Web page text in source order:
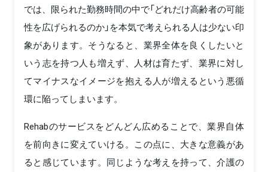
では、限られた勤務時間の中で「どれだけ高齢者の可能
性を広げられるのか」を本気で考えられる人は少ない印
象があります。そうなると、業界全体を良くしたいと
いう志を持つ人も増えず、人材は育たず、業界に対し
てマイナスなイメージを抱える人が増えるという悪循
環に陥ってしまいます。
Rehabのサービスをどんどん広めることで、業界自体
を前向きに変えていける。この点に、大きな意義があ
ると感じています。同じような考えを持って、介護の